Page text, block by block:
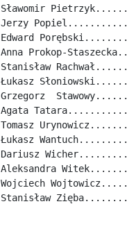
Sławomir
Jerzy
Edward
Anna Prokop-
Stanisław
Łukasz
Grzegorz
Agata
Tomasz
Łukasz
Dariusz
Aleksandra
Wojciech
Stanisław